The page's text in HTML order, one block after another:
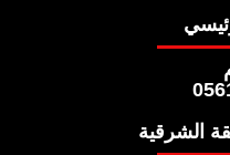
الشرقية